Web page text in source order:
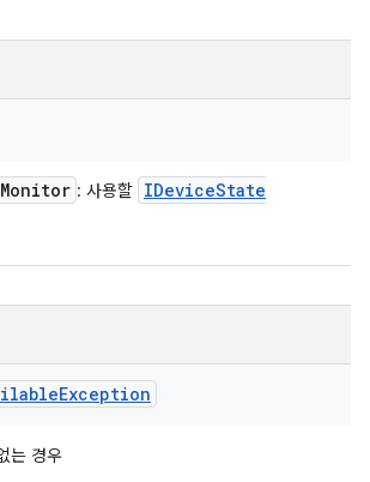
Monitor : 사용할 IDeviceState
Exception
는 경우